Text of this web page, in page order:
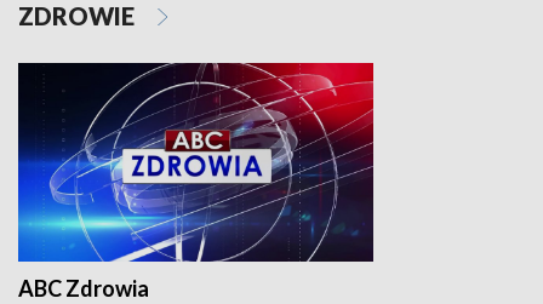
ZDROWIE
ABC Zdrowia